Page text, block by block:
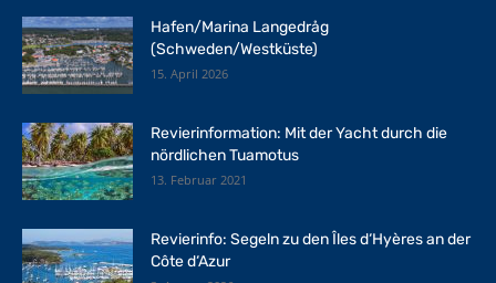
Hafen/Marina Langedråg
(Schweden/Westküste)
15. April 2026
Revierinformation: Mit der Yacht durch die
nördlichen Tuamotus
13. Februar 2021
Revierinfo: Segeln zu den Îles d‘Hyères an der
Côte d‘Azur